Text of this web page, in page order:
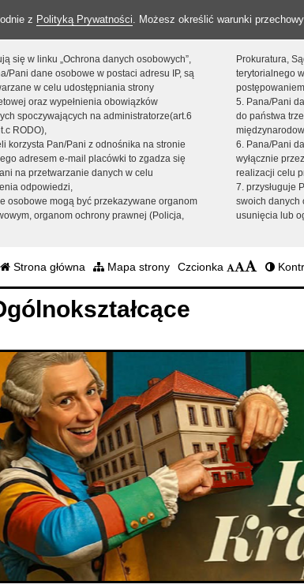
z Polityką Prywatności. Możesz określić warunki
się w linku „Ochrona danych osobowych”,
Pani dane osobowe w postaci adresu IP, są
w celu udostępniania strony
oraz wypełnienia obowiązków
spoczywających na administratorze(art.6
RODO),
korzysta Pan/Pani z odnośnika na stronie
adresem e-mail placówki to zgadza się
na przetwarzanie danych w celu
odpowiedzi,
osobowe mogą być przekazywane organom
organom ochrony prawnej (Policja,
Prokuratura,
terytorialnego
5. Pana/Pani
do państwa
6. Pana/Pani
wyłącznie
realizacji celu
7. przysługuje
swoich danych
usunięcia lub
Strona główna Mapa strony Czcionka